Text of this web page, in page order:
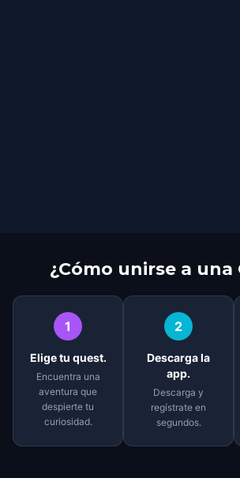
¿Cómo unirse a una
1
Elige tu quest.
Encuentra una
aventura que
despierte tu
curiosidad.
2
Descarga la
app.
Descarga y
regístrate en
segundos.